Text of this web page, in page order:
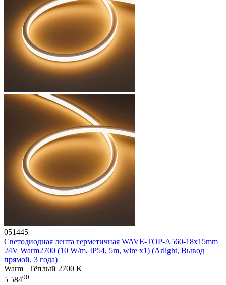
051445
Светодиодная лента герметичная WAVE-TOP-A560-18x15mm
24V Warm2700 (10 W/m, IP54, 5m, wire x1) (Arlight, Вывод
прямой, 3 года)
Warm | Тёплый 2700 K
5 58400